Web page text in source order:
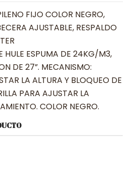
FIJO COLOR NEGRO,
AJUSTABLE, RESPALDO
HULE ESPUMA DE 24KG/M3,
DE 27”. MECANISMO:
LA ALTURA Y BLOQUEO DE
PARA AJUSTAR LA
COLOR NEGRO.